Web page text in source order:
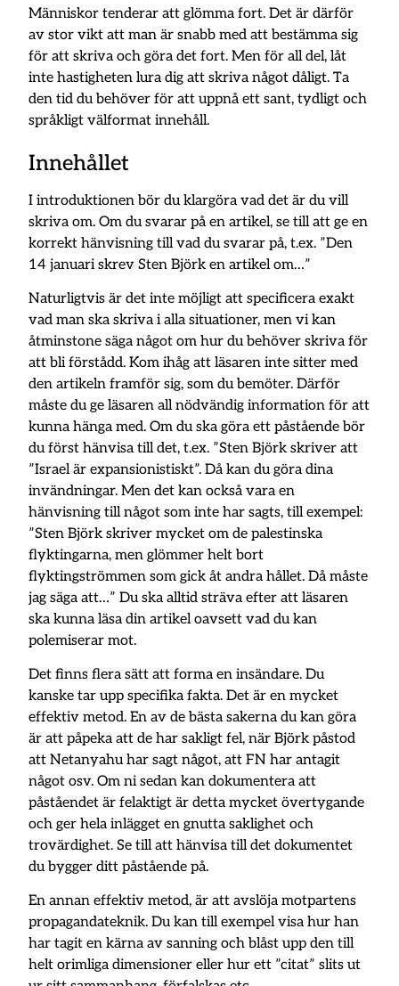
Människor tenderar att glömma fort. Det är därför
av stor vikt att man är snabb med att bestämma sig
för att skriva och göra det fort. Men för all del, låt
inte hastigheten lura dig att skriva något dåligt. Ta
den tid du behöver för att uppnå ett sant, tydligt och
språkligt välformat innehåll.
Innehållet
I introduktionen bör du klargöra vad det är du vill
skriva om. Om du svarar på en artikel, se till att ge en
korrekt hänvisning till vad du svarar på, t.ex. ”Den
14 januari skrev Sten Björk en artikel om…”
Naturligtvis är det inte möjligt att specificera exakt
vad man ska skriva i alla situationer, men vi kan
åtminstone säga något om hur du behöver skriva för
att bli förstådd. Kom ihåg att läsaren inte sitter med
den artikeln framför sig, som du bemöter. Därför
måste du ge läsaren all nödvändig information för att
kunna hänga med. Om du ska göra ett påstående bör
du först hänvisa till det, t.ex. ”Sten Björk skriver att
”Israel är expansionistiskt”. Då kan du göra dina
invändningar. Men det kan också vara en
hänvisning till något som inte har sagts, till exempel:
”Sten Björk skriver mycket om de palestinska
flyktingarna, men glömmer helt bort
flyktingströmmen som gick åt andra hållet. Då måste
jag säga att…” Du ska alltid sträva efter att läsaren
ska kunna läsa din artikel oavsett vad du kan
polemiserar mot.
Det finns flera sätt att forma en insändare. Du
kanske tar upp specifika fakta. Det är en mycket
effektiv metod. En av de bästa sakerna du kan göra
är att påpeka att de har sakligt fel, när Björk påstod
att Netanyahu har sagt något, att FN har antagit
något osv. Om ni sedan kan dokumentera att
påståendet är felaktigt är detta mycket övertygande
och ger hela inlägget en gnutta saklighet och
trovärdighet. Se till att hänvisa till det dokumentet
du bygger ditt påstående på.
En annan effektiv metod, är att avslöja motpartens
propagandateknik. Du kan till exempel visa hur han
har tagit en kärna av sanning och blåst upp den till
helt orimliga dimensioner eller hur ett ”citat” slits ut